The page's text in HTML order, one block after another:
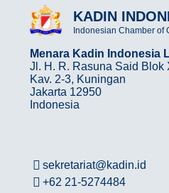
KADIN
Indonesian Chamber of
Menara Kadin Indonesia
Jl. H. R. Rasuna Said Blok
Kav. 2-3, Kuningan
Jakarta 12950
Indonesia
sekretariat@kadin.id
+62 21-5274484